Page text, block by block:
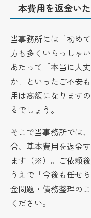
本費用を返金い
当事務所には「初め
方も多くいらっしゃ
あたって「本当に大
か」といったご不安
用は高額になります
るでしょう。
そこで当事務所では
合、基本費用を返金
ます（※）。ご依頼
うえで「今後も任せ
金問題・債務整理の
ください。